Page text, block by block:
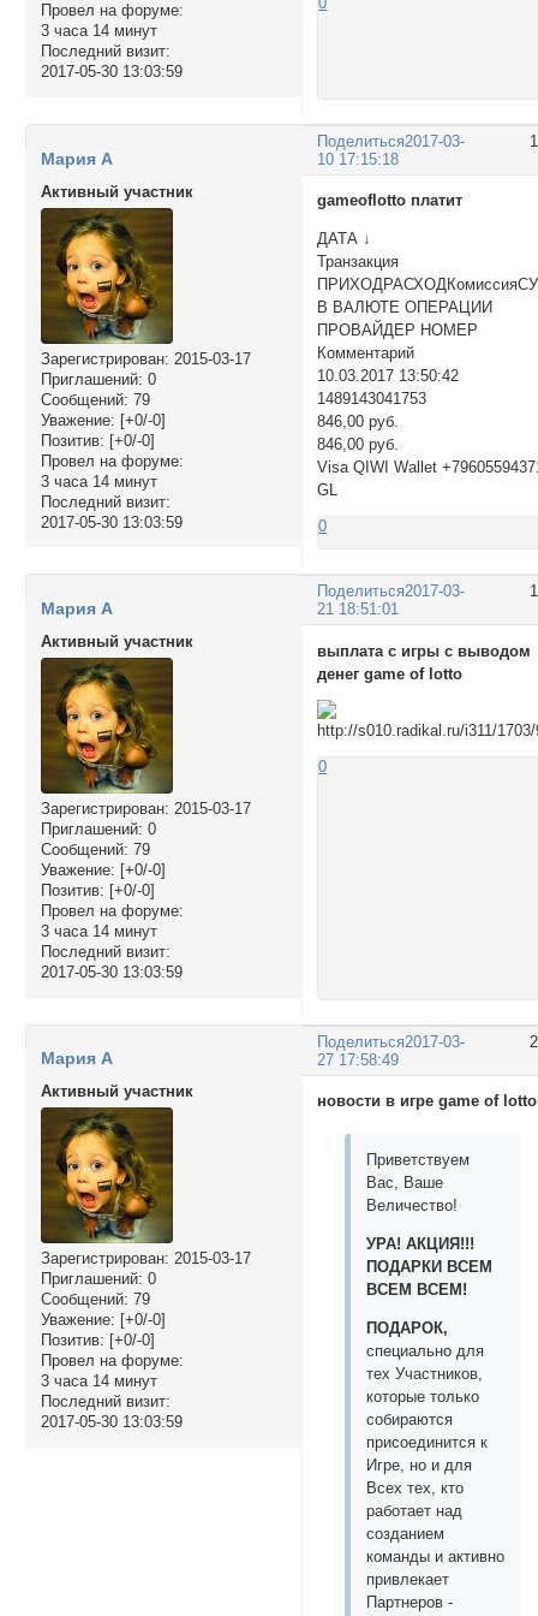
Провел на форуме:
3 часа 14 минут
Последний визит:
2017-05-30 13:03:59
Поделиться2017-03-
10 17:15:18
Мария А
Активный участник
Зарегистрирован: 2015-03-17
Приглашений: 0
Сообщений: 79
Уважение: [+0/-0]
Позитив: [+0/-0]
Провел на форуме:
3 часа 14 минут
Последний визит:
2017-05-30 13:03:59
gameoflotto платит
ДАТА ↓
Транзакция
В ВАЛЮТЕ ОПЕРАЦИИ
ПРОВАЙДЕР НОМЕР
Комментарий
10.03.2017 13:50:42
1489143041753
846,00 руб.
846,00 руб.
Visa QIWI Wallet
GL
0
Поделиться2017-03-
21 18:51:01
Мария А
Активный участник
Зарегистрирован: 2015-03-17
Приглашений: 0
Сообщений: 79
Уважение: [+0/-0]
Позитив: [+0/-0]
Провел на форуме:
3 часа 14 минут
Последний визит:
2017-05-30 13:03:59
выплата с игры с выводом
денег game of lotto
0
Поделиться2017-03-
27 17:58:49
Мария А
Активный участник
Зарегистрирован: 2015-03-17
Приглашений: 0
Сообщений: 79
Уважение: [+0/-0]
Позитив: [+0/-0]
Провел на форуме:
3 часа 14 минут
Последний визит:
2017-05-30 13:03:59
новости в игре game of lotto
Приветствуем
Вас, Ваше
Величество!
УРА! АКЦИЯ!!!
ПОДАРКИ ВСЕМ
ВСЕМ ВСЕМ!
ПОДАРОК,
специально для
тех Участников,
которые только
собираются
присоединится к
Игре, но и для
Всех тех, кто
работает над
созданием
команды и активно
привлекает
Партнеров -